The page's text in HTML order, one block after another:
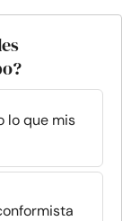
lo que mis